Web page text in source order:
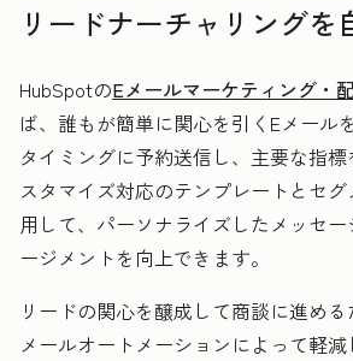
リードナーチャリングを
HubSpotのEメールマーケティング・
ば、誰もが簡単に関心を引くEメール
タイミングに予約送信し、主要な指
スタマイズ対応のテンプレートとセ
用して、パーソナライズしたメッセ
ージメントを向上できます。
リードの関心を醸成して商談に進め
メールオートメーションによって軽